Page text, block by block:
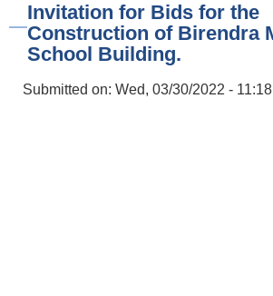
Invitation for Bids for the
Construction of Birendra
School Building.
Submitted on: Wed, 03/30/2022 - 11:18